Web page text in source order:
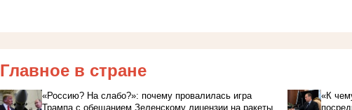
Главное в стране
«Россию? На слабо?»: почему провалилась игра
Трампа с обещанием Зеленскому лицензии на ракеты
«К